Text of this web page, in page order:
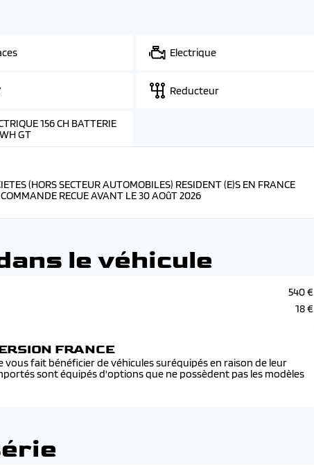
Electrique
Reducteur
156 CH BATTERIE
GT
(HORS SECTEUR AUTOMOBILES) RESIDENT (E)S EN FRANCE
RECUE AVANT LE 30 AOûT 2026
le véhicule
540 €
18 €
FRANCE
fait bénéficier de véhicules suréquipés en raison de leur
sont équipés d'options que ne possèdent pas les modèles